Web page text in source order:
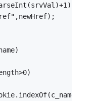
+
+